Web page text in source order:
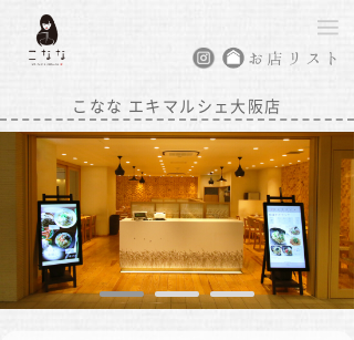
こなな エキマルシェ大阪店